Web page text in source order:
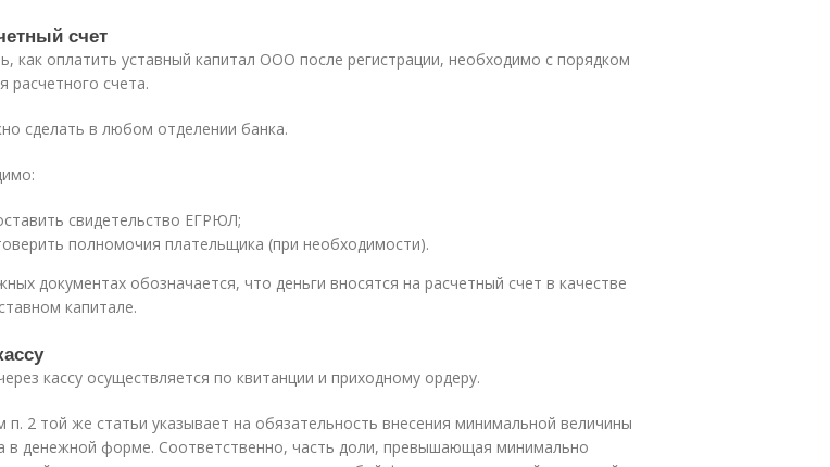
счет
как оплатить уставный капитал ООО после регистрации, необходимо с порядком
расчетного счета.
сделать в любом отделении банка.
свидетельство ЕГРЮЛ;
полномочия плательщика (при необходимости).
документах обозначается, что деньги вносятся на расчетный счет в качестве
капитале.
кассу осуществляется по квитанции и приходному ордеру.
п. 2 той же статьи указывает на обязательность внесения минимальной величины
в денежной форме. Соответственно, часть доли, превышающая минимально